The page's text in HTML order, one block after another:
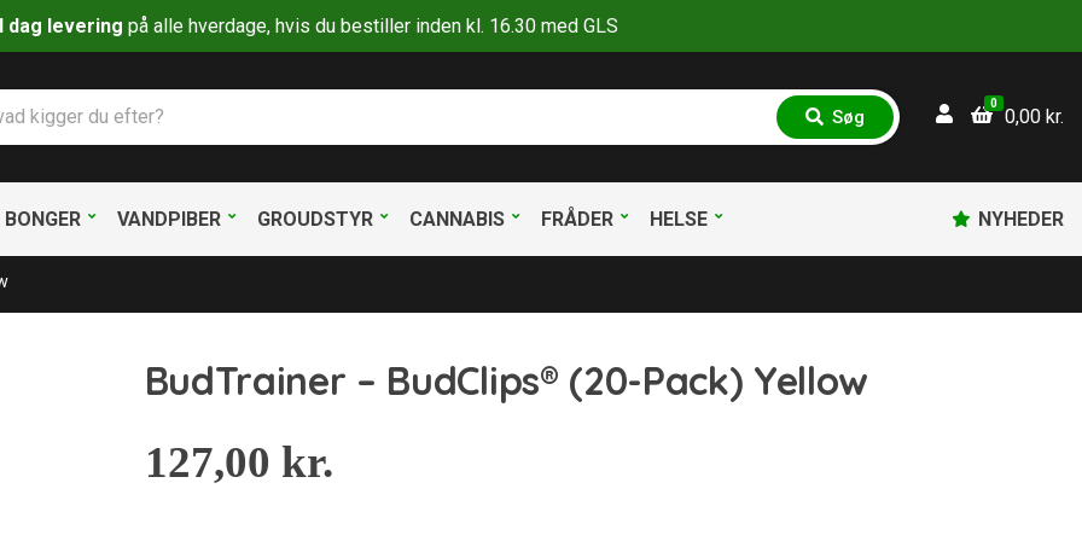
dag levering på alle hverdage, hvis du bestiller inden kl. 16.30 med GLS
S
ø
Søg
0
0,00 kr.
BONGER VANDPIBER GROUDSTYR CANNABIS FRÅDER HELSE NYHEDER
BudTrainer – BudClips® (20-Pack) Yellow
127,00 kr.